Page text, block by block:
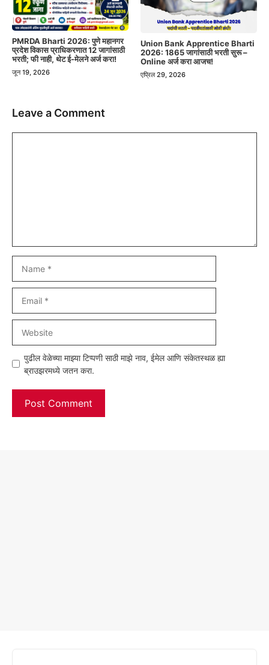
PMRDA Bharti 2026: पुणे महानगर
प्रदेश विकास प्राधिकरणात 12 जागांसाठी
भरती; फी नाही, थेट ई-मेलने अर्ज करा!
जून 19, 2026
Union Bank Apprentice Bharti
2026: 1865 जागांसाठी भरती सुरू –
Online अर्ज करा आजच!
एप्रिल 29, 2026
Leave a Comment
पुढील वेळेच्या माझ्या टिप्पणी साठी माझे नाव, ईमेल आणि संकेतस्थळ ह्या
ब्राउझरमध्ये जतन करा.